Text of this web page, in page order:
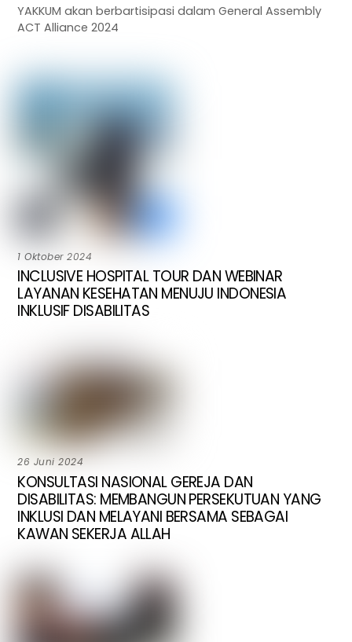
YAKKUM akan berbartisipasi dalam General Assembly
ACT Alliance 2024
1 Oktober 2024
INCLUSIVE HOSPITAL TOUR DAN WEBINAR
LAYANAN KESEHATAN MENUJU INDONESIA
INKLUSIF DISABILITAS
26 Juni 2024
KONSULTASI NASIONAL GEREJA DAN
DISABILITAS: MEMBANGUN PERSEKUTUAN YANG
INKLUSI DAN MELAYANI BERSAMA SEBAGAI
KAWAN SEKERJA ALLAH